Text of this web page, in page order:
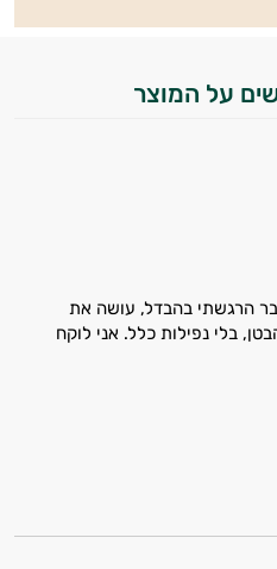
על המוצר
הרגשתי בהבדל, עושה את
בלי נפילות כלל. אני לוקח